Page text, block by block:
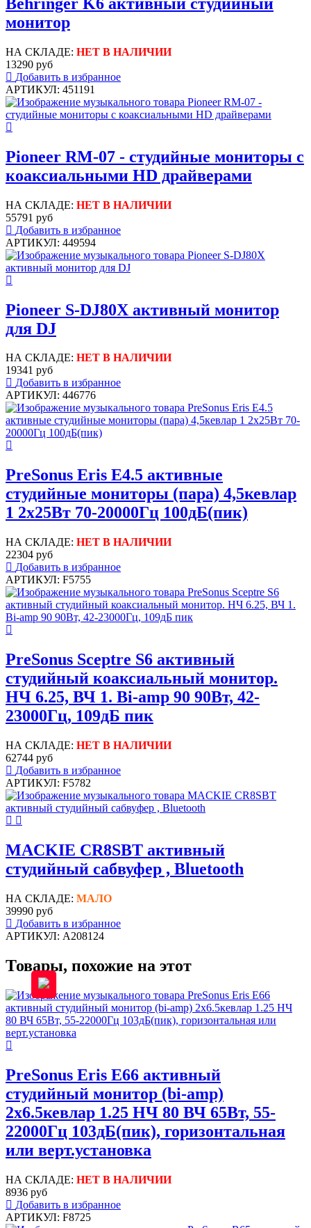
монитор
НА СКЛАДЕ: НЕТ В НАЛИЧИИ
13290 руб
Добавить в избранное
АРТИКУЛ: 451191
Pioneer RM-07 - студийные мониторы с
коаксиальными HD драйверами
НА СКЛАДЕ: НЕТ В НАЛИЧИИ
55791 руб
Добавить в избранное
АРТИКУЛ: 449594
Pioneer S-DJ80X активный монитор
для DJ
НА СКЛАДЕ: НЕТ В НАЛИЧИИ
19341 руб
Добавить в избранное
АРТИКУЛ: 446776
PreSonus Eris E4.5 активные
студийные мониторы (пара) 4,5кевлар
1 2x25Вт 70-20000Гц 100дБ(пик)
НА СКЛАДЕ: НЕТ В НАЛИЧИИ
22304 руб
Добавить в избранное
АРТИКУЛ: F5755
PreSonus Sceptre S6 активный
студийный коаксиальный монитор.
НЧ 6.25, ВЧ 1. Bi-amp 90 90Вт, 42-
23000Гц, 109дБ пик
НА СКЛАДЕ: НЕТ В НАЛИЧИИ
62744 руб
Добавить в избранное
АРТИКУЛ: F5782
MACKIE CR8SBT активный
студийный сабвуфер , Bluetooth
НА СКЛАДЕ: МАЛО
39990 руб
Добавить в избранное
АРТИКУЛ: A208124
Товары, похожие на этот
PreSonus Eris E66 активный
студийный монитор (bi-amp)
2x6.5кевлар 1.25 НЧ 80 ВЧ 65Вт, 55-
22000Гц 103дБ(пик), горизонтальная
или верт.установка
НА СКЛАДЕ: НЕТ В НАЛИЧИИ
8936 руб
Добавить в избранное
АРТИКУЛ: F8725